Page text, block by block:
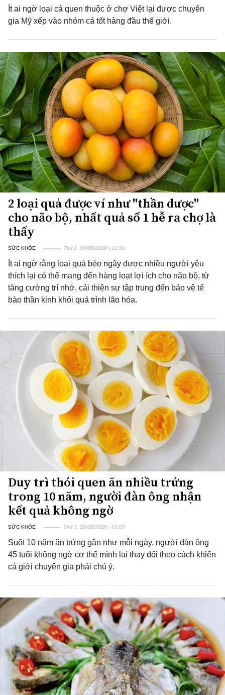
Ít ai ngờ loại cá quen thuộc ở chợ Việt lại được chuyên
gia Mỹ xếp vào nhóm cá tốt hàng đầu thế giới.
2 loại quả được ví như "thần dược"
cho não bộ, nhất quả số 1 hễ ra chợ là
thấy
SỨC KHỎE Thứ 2, 08/06/2026 | 13:30
Ít ai ngờ rằng loại quả béo ngậy được nhiều người yêu
thích lại có thể mang đến hàng loạt lợi ích cho não bộ, từ
tăng cường trí nhớ, cải thiện sự tập trung đến bảo vệ tế
bào thần kinh khỏi quá trình lão hóa.
Duy trì thói quen ăn nhiều trứng
trong 10 năm, người đàn ông nhận
kết quả không ngờ
SỨC KHỎE Thứ 3, 26/05/2026 | 03:00
Suốt 10 năm ăn trứng gần như mỗi ngày, người đàn ông
45 tuổi không ngờ cơ thể mình lại thay đổi theo cách khiến
cả giới chuyên gia phải chú ý.